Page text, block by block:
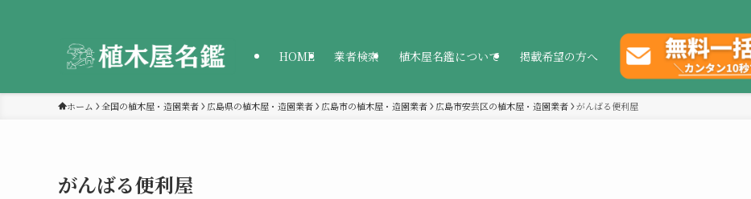
HOME 業者検索 植木屋名鑑について 掲載希望の方へ
ホーム 全国の植木屋・造園業者 広島県の植木屋・造園業者 広島市の植木屋・造園業者 広島市安芸区の植木屋・造園業者 がんばる便利屋
がんばる便利屋